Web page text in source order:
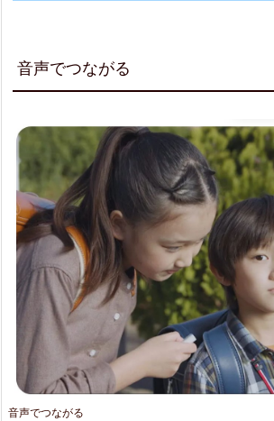
小
型
く
て
丈
夫
3.
め
音声でつながる
音声でつながる